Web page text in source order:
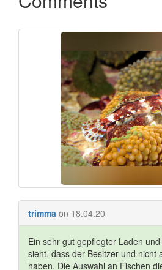
trimma on 18.04.20
Ein sehr gut gepflegter Laden
sieht, dass der Besitzer und nicht
haben. Die Auswahl an Fischen